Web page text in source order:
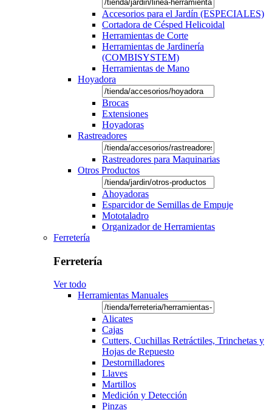
Accesorios para el Jardín (ESPECIALES)
Cortadora de Césped Helicoidal
Herramientas de Corte
Herramientas de Jardinería
(COMBISYSTEM)
Herramientas de Mano
Hoyadora
Brocas
Extensiones
Hoyadoras
Rastreadores
Rastreadores para Maquinarias
Otros Productos
Ahoyadoras
Esparcidor de Semillas de Empuje
Mototaladro
Organizador de Herramientas
Ferretería
Ferretería
Ver todo
Herramientas Manuales
Alicates
Cajas
Cutters, Cuchillas Retráctiles, Trinchetas y
Hojas de Repuesto
Destornilladores
Llaves
Martillos
Medición y Detección
Pinzas